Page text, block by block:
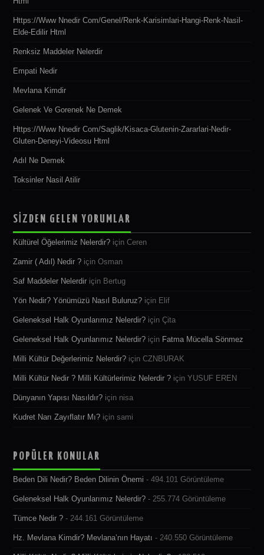
Https://www Nnedir Com/genel/renk-Karisimlari-Hangi-Renk-Nasil-
Elde-Edilir Html
Renksiz Maddeler Nelerdir
Empati Nedir
Mevlana Kimdir
Gelenek Ve Gorenek Ne Demek
Https://www Nnedir Com/saglik/kisaca-Glutenin-Zararlari-Nedir-
Gluten-Deneyi-Videosu Html
Adıl Ne Demek
Toksinler Nasil Atilir
SİZDEN GELEN YORUMLAR
Kültürel Öğelerimiz Nelerdir? içinCeren
Zamir ( Adıl) Nedir ? içinOsman
Saf Maddeler Nelerdir için Bertug
Yön Nedir? Yönümüzü Nasıl Buluruz? için Elif
Geleneksel Halk Oyunlarımız Nelerdir? içinÇita
Geleneksel Halk Oyunlarımız Nelerdir? için Fatma Mücella Sönmez
Milli Kültür Değerlerimiz Nelerdir? içinCZNBURAK
Milli Kültür Nedir ? Milli Kültürlerimiz Nelerdir ? için YUSUF EREN
Dünyanın Yapısı Nasıldır? için nisa
Kudret Narı Zayıflatır Mı? içinsami
POPÜLER KONULAR
Beden Dili Nedir? Beden Dilinin Önemi - 494.101 Görüntüleme
Geleneksel Halk Oyunlarımız Nelerdir? - 255.774 Görüntüleme
Tümce Nedir ? - 244.161 Görüntüleme
Hz. Mevlana Kimdir? Mevlana’nın Hayatı - 240.550 Görüntüleme